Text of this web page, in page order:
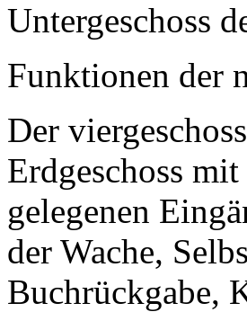
Untergeschoss
Funktionen der
Der
Erdgeschoss
gelegenen
der Wache,
Buchrückgabe,